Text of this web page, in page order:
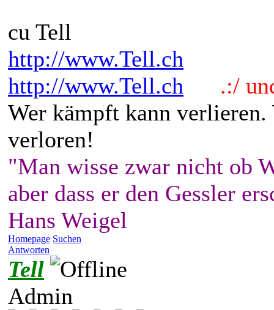
cu Tell
http://www.Tell.ch
http://www.Tell.ch
.:/
Wer kämpft kann
verloren!
"Man wisse zwar nicht ob
aber dass er den Gessler
Hans Weigel
Homepage Suchen
Antworten
Tell
Admin